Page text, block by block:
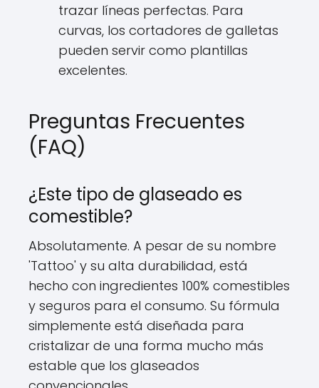
trazar líneas perfectas. Para
curvas, los cortadores de galletas
pueden servir como plantillas
excelentes.
Preguntas Frecuentes
(FAQ)
¿Este tipo de glaseado es
comestible?
Absolutamente. A pesar de su nombre
'Tattoo' y su alta durabilidad, está
hecho con ingredientes 100% comestibles
y seguros para el consumo. Su fórmula
simplemente está diseñada para
cristalizar de una forma mucho más
estable que los glaseados